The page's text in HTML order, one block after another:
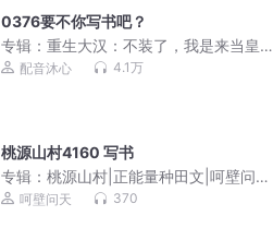
0376要不你写书吧？
专辑：重生大汉：不装了，我是来当皇
帝的|红楼之挽天倾|历史爽文|霸榜权谋|
配音沐心 4.1万
桃源山村4160 写书
专辑：桃源山村|正能量种田文|呵壁问天
演播|田园都市|多人有声剧
呵壁问天 370